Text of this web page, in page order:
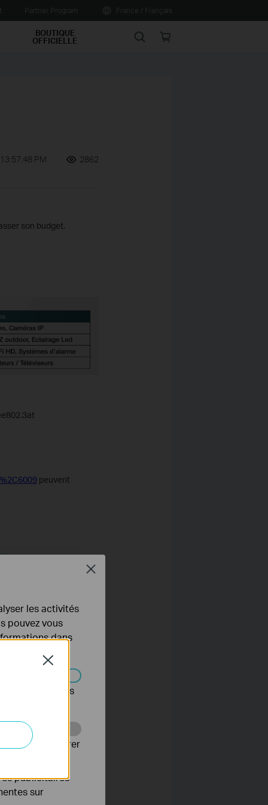
BOUTIQUE
OFFICIELLE Search
Online
PM 2862
son budget.
peuvent
Close
les activités
pouvez vous
dans
être désactivés
pour améliorer
publicitaires
sur
Close